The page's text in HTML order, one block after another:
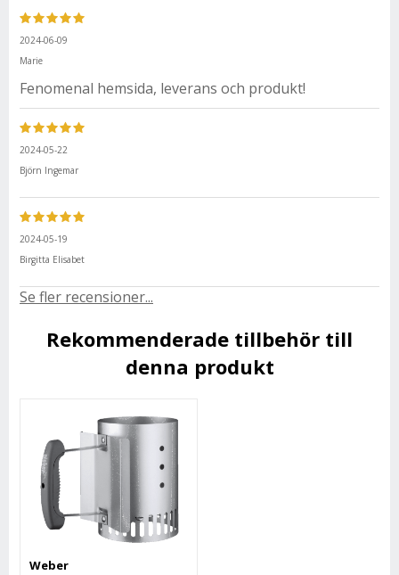
2024-06-09
Marie
Fenomenal hemsida, leverans och produkt!
2024-05-22
Björn Ingemar
2024-05-19
Birgitta Elisabet
Se fler recensioner...
Rekommenderade tillbehör till
denna produkt
Weber